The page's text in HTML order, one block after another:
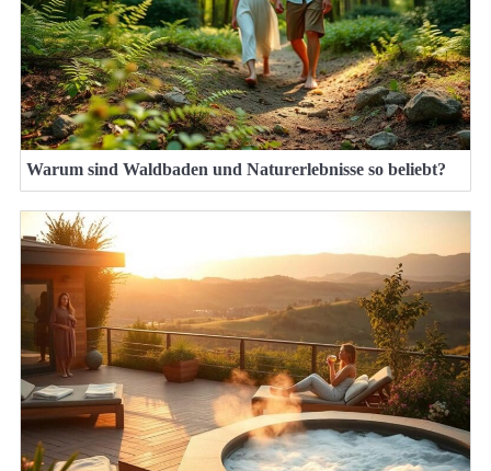
Warum sind Waldbaden und Naturerlebnisse so beliebt?